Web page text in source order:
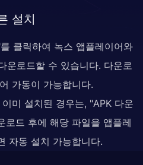
설치
클릭하여 녹스 앱플레이어와
운로드할 수 있습니다. 다운로
가동이 가능합니다.
미 설치된 경우는, "APK 다운
로드 후에 해당 파일을 앱플레
자동 설치 가능합니다.